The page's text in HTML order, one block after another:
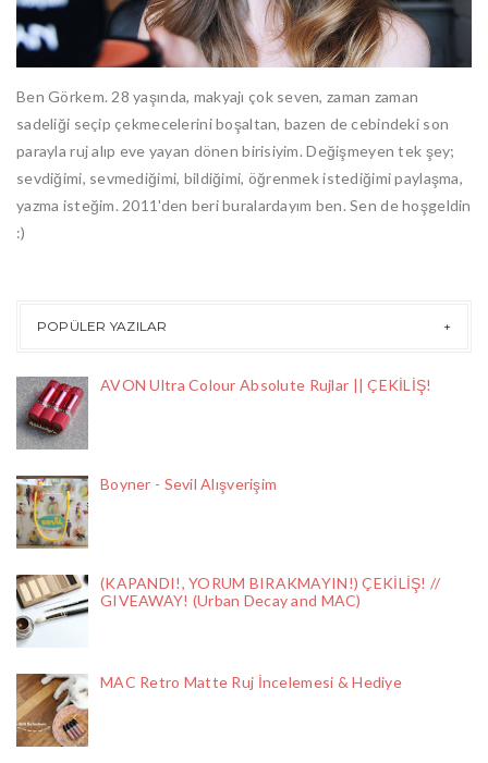
Ben Görkem. 28 yaşında, makyajı çok seven, zaman zaman
sadeliği seçip çekmecelerini boşaltan, bazen de cebindeki son
parayla ruj alıp eve yayan dönen birisiyim. Değişmeyen tek şey;
sevdiğimi, sevmediğimi, bildiğimi, öğrenmek istediğimi paylaşma,
yazma isteğim. 2011'den beri buralardayım ben. Sen de hoşgeldin
:)
POPÜLER YAZILAR
AVON Ultra Colour Absolute Rujlar || ÇEKİLİŞ!
Boyner - Sevil Alışverişim
(KAPANDI!, YORUM BIRAKMAYIN!) ÇEKİLİŞ! //
GIVEAWAY! (Urban Decay and MAC)
MAC Retro Matte Ruj İncelemesi & Hediye